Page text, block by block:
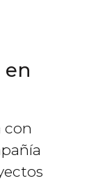
en
con